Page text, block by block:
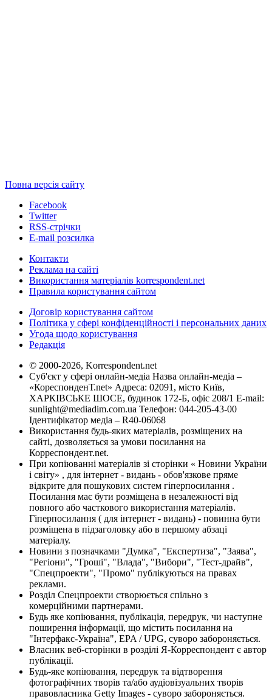
Повна версія сайту
Facebook
Twitter
RSS-стрічки
E-mail розсилка
Контакти
Реклама на сайті
Використання матеріалів korrespondent.net
Правила користування сайтом
Договір користування сайтом
Політика у сфері конфіденційності і персональних даних
Угода щодо користування
Редакція
© 2000-2026, Korrespondent.net
Суб'єкт у сфері онлайн-медіа Назва онлайн-медіа –
«КореспонденТ.net» Адреса: 02091, місто Київ,
ХАРКІВСЬКЕ ШОСЕ, будинок 172-Б, офіс 208/1 E-mail:
sunlight@mediadim.com.ua Телефон: 044-205-43-00
Ідентифікатор медіа – R40-06068
Використання будь-яких матеріалів, розміщених на
сайті, дозволяється за умови посилання на
Корреспондент.net.
При копіюванні матеріалів зі сторінки « Новини України
і світу» , для інтернет - видань - обов'язкове пряме
відкрите для пошукових систем гіперпосилання .
Посилання має бути розміщена в незалежності від
повного або часткового використання матеріалів.
Гіперпосилання ( для інтернет - видань) - повинна бути
розміщена в підзаголовку або в першому абзаці
матеріалу.
Новини з позначками "Думка", "Експертиза", "Заява",
"Регіони", "Гроші", "Влада", "Вибори", "Тест-драйв",
"Спецпроекти", "Промо" публікуються на правах
реклами.
Розділ Спецпроекти створюється спільно з
комерційними партнерами.
Будь яке копіювання, публікація, передрук, чи наступне
поширення інформації, що містить посилання на
"Інтерфакс-Україна", EPA / UPG, суворо забороняється.
Власник веб-сторінки в розділі Я-Корреспондент є автор
публікації.
Будь-яке копіювання, передрук та відтворення
фотографічних творів та/або аудіовізуальних творів
правовласника Getty Images - суворо забороняється.